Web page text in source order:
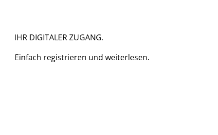
IHR DIGITALER ZUGANG.
Einfach registrieren und weiterlesen.